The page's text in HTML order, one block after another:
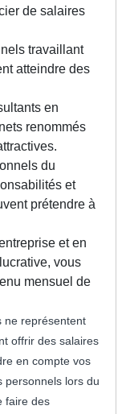
de salaires
travaillant
atteindre des
en
renommés
du
et
prétendre à
et en
vous
mensuel de
ne représentent
offrir des salaires
en compte vos
personnels lors du
faire des